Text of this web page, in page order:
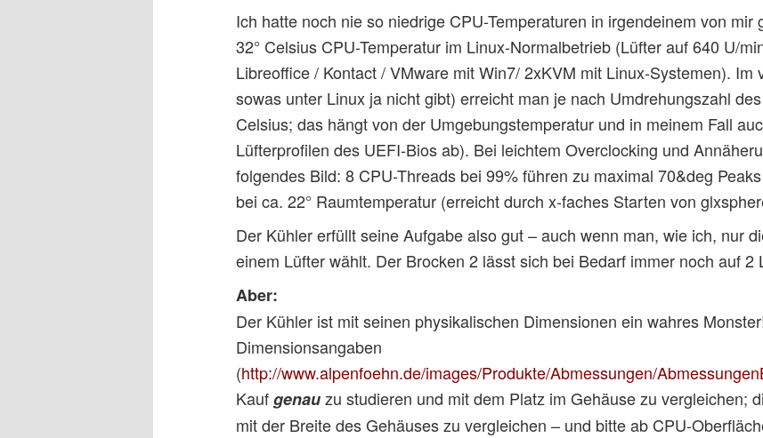
Ich hatte noch nie so niedrige CPU-Temperaturen in irgendeinem von mir
32° Celsius CPU-Temperatur im Linux-Normalbetrieb (Lüfter auf 640 U/
Libreoffice / Kontact / VMware mit Win7/ 2xKVM mit Linux-Systemen). Im
sowas unter Linux ja nicht gibt) erreicht man je nach Umdrehungszahl
Celsius; das hängt von der Umgebungstemperatur und in meinem Fall
Lüfterprofilen des UEFI-Bios ab). Bei leichtem Overclocking und
folgendes Bild: 8 CPU-Threads bei 99% führen zu maximal 70&deg
bei ca. 22° Raumtemperatur (erreicht durch x-faches Starten von
Der Kühler erfüllt seine Aufgabe also gut – auch wenn man, wie ich, nur
einem Lüfter wählt. Der Brocken 2 lässt sich bei Bedarf immer noch auf 2
Aber:
Der Kühler ist mit seinen physikalischen Dimensionen ein wahres
Dimensionsangaben
(http://www.alpenfoehn.de/images/Produkte/Abmessungen/
Kaufgenauzu studieren und mit dem Platz im Gehäuse zu vergleichen;
mit der Breite des Gehäuses zu vergleichen – und bitte ab CPU-